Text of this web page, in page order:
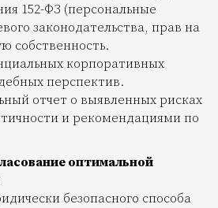
152-ФЗ (персональные
законодательства, прав на
собственность.
корпоративных
перспектив.
отчет о выявленных рисках
и рекомендациями по
оптимальной
безопасного способа